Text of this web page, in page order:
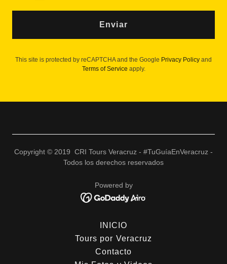
Enviar
This site is protected by reCAPTCHA and the Google Privacy Policy and
Terms of Service apply.
Copyright © 2019 CRI Tours Veracruz - #TuGuíaEnVeracruz -
Todos los derechos reservados
Powered by
INICIO
Tours por Veracruz
Contacto